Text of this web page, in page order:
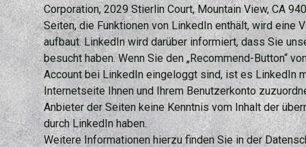
Corporation, 2029 Stierlin Court, Mountain View, CA
Seiten, die Funktionen von LinkedIn enthält, wird eine
aufbaut. LinkedIn wird darüber informiert, dass Sie
besucht haben. Wenn Sie den „Recommend-Button“
Account bei LinkedIn eingeloggt sind, ist es LinkedIn
Internetseite Ihnen und Ihrem Benutzerkonto
Anbieter der Seiten keine Kenntnis vom Inhalt der
durch LinkedIn haben.
Weitere Informationen hierzu finden Sie in der